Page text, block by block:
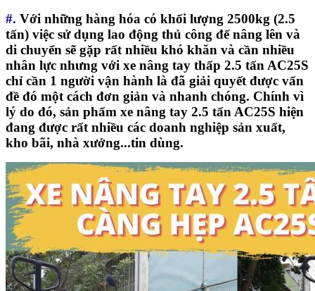
#. Với những hàng hóa có khối lượng 2500kg (2.5
tấn) việc sử dụng lao động thủ công để nâng lên và
di chuyển sẽ gặp rất nhiều khó khăn và cần nhiều
nhân lực nhưng với xe nâng tay thấp 2.5 tấn AC25S
chỉ cần 1 người vận hành là đã giải quyết được vấn
đề đó một cách đơn giản và nhanh chóng. Chính vì
lý do đó, sản phẩm xe nâng tay 2.5 tấn AC25S hiện
đang được rất nhiều các doanh nghiệp sản xuất,
kho bãi, nhà xưởng...tin dùng.